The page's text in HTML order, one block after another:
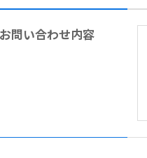
お問い合わせ内容